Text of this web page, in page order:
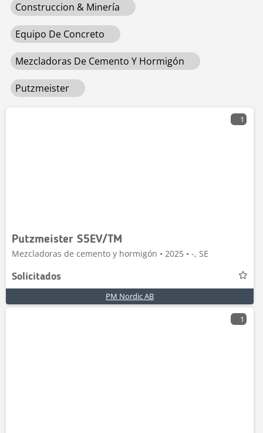
Construccion & Minería
Equipo De Concreto
Mezcladoras De Cemento Y Hormigón
Putzmeister
1
Putzmeister S5EV/TM
Mezcladoras de cemento y hormigón • 2025 • -, SE
Solicitados
PM Nordic AB
1